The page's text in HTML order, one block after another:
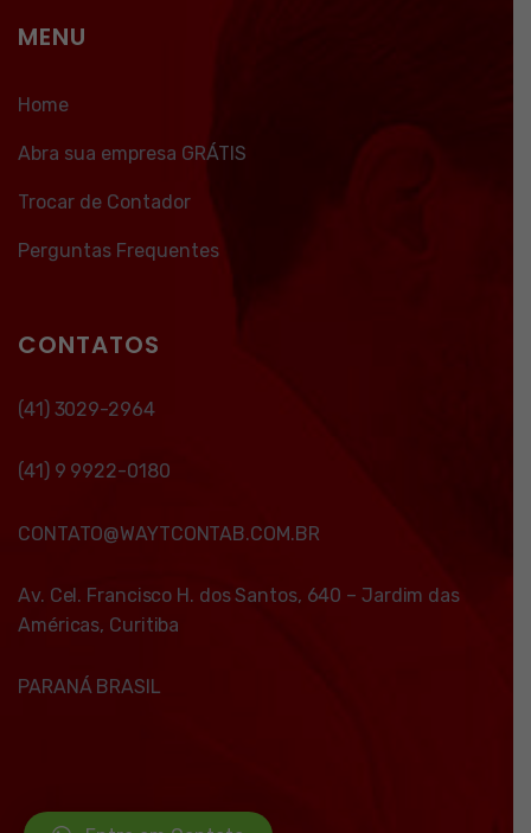
MENU
Home
Abra sua empresa GRÁTIS
Trocar de Contador
Perguntas Frequentes
CONTATOS
(41) 3029-2964
(41) 9 9922-0180
CONTATO@WAYTCONTAB.COM.BR
Av. Cel. Francisco H. dos Santos, 640 – Jardim das
Américas, Curitiba
PARANÁ BRASIL